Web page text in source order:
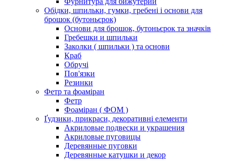
Обідки, шпильки, гумки, гребені і основи для
брошок (бутоньєрок)
Основи для брошок, бутоньєрок та значків
Гребешки и шпильки
Заколки ( шпильки ) та основи
Краб
Обручі
Пов'язки
Резинки
Фетр та фоаміран
Фетр
Фоаміран ( ФОМ )
Ґудзики, прикраси, декоративні елементи
Акриловые подвески и украшения
Акриловые пуговицы
Деревянные пуговки
Деревянные катушки и декор